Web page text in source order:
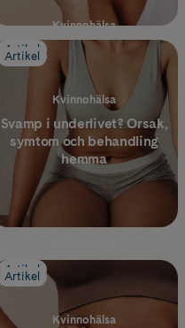
Artikel
Kvinnohälsa
Klimakteriet - 5 vanliga
tecken på hormonell
obalans hos kvinnor
Artikel
Kvinnohälsa
Svamp i underlivet? Orsak,
symtom och behandling
hemma
Artikel
Järnbrist: symtom, orsaker
och hur du ökar nivåerna
Artikel
Kvinnohälsa